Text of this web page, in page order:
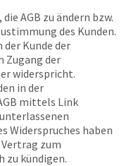
AGB zu ändern bzw.
des Kunden.
Kunde der
Zugang der
widerspricht.
in der
mittels Link
Widerspruches haben
zum
kündigen.